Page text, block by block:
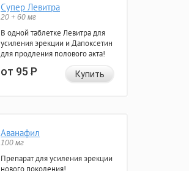
Супер Левитра
20 + 60 мг
В одной таблетке Левитра для
усиления эрекции и Дапоксетин
для продления полового акта!
от 95Р Купить
Аванафил
100 мг
Препарат для усиления эрекции